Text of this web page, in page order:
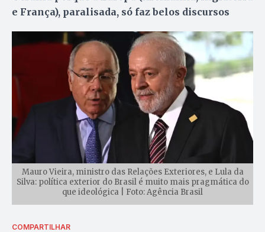
e França), paralisada, só faz belos discursos
Mauro Vieira, ministro das Relações Exteriores, e Lula da
Silva: política exterior do Brasil é muito mais pragmática do
que ideológica | Foto: Agência Brasil
COMPARTILHAR